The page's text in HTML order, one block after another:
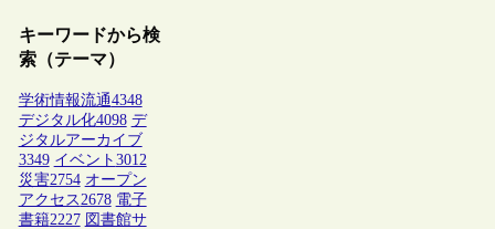
キーワードから検
索（テーマ）
学術情報流通4348
デジタル化4098 デ
ジタルアーカイブ
3349 イベント 3012
災害2754 オープン
アクセス 2678 電子
書籍2227 図書館サ